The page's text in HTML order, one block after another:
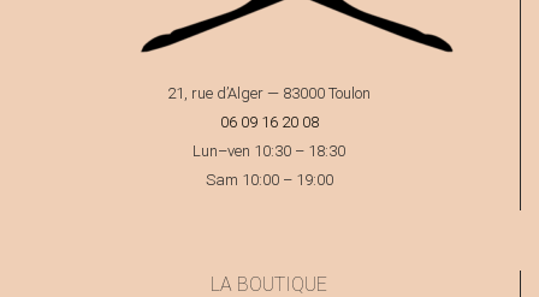
21, rue d’Alger — 83000 Toulon
06 09 16 20 08
Lun–ven 10:30 – 18:30
Sam 10:00 – 19:00
LA BOUTIQUE